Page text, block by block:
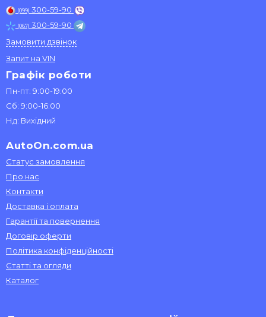
(099) 300-59-90
(067) 300-59-90
Замовити дзвінок
Запит на VIN
Графік роботи
Пн-пт: 9:00-19:00
Сб: 9:00-16:00
Нд: Вихідний
AutoOn.com.ua
Статус замовлення
Про нас
Контакти
Доставка і оплата
Гарантії та повернення
Договір оферти
Політика конфіденційності
Статті та огляди
Каталог